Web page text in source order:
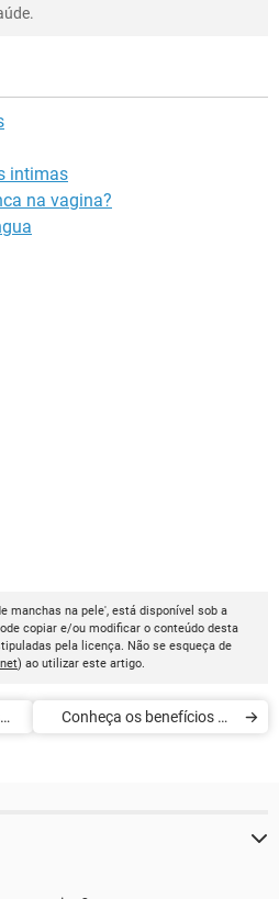
intimas
na vagina?
manchas na pele', está disponível sob a
copiar e/ou modificar o conteúdo desta
pela licença. Não se esqueça de
) ao utilizar este artigo.
Conheça os benefícios da